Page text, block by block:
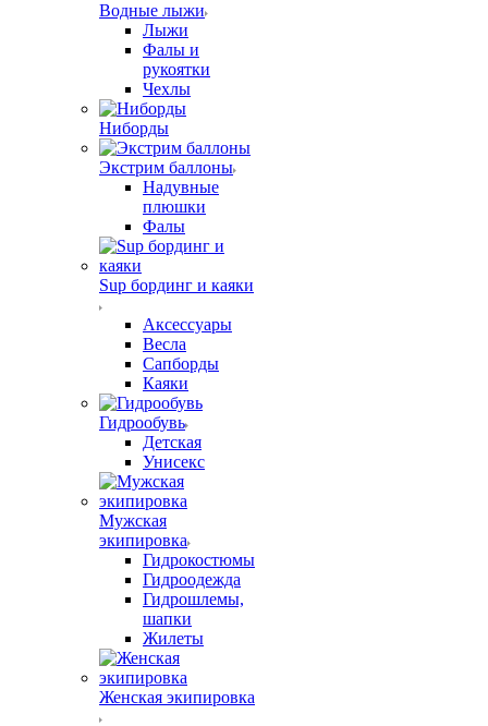
Водные лыжи
Лыжи
Фалы и
рукоятки
Чехлы
Ниборды
Экстрим баллоны
Надувные
плюшки
Фалы
Sup бординг и каяки
Аксессуары
Весла
Сапборды
Каяки
Гидрообувь
Детская
Унисекс
Мужская
экипировка
Гидрокостюмы
Гидроодежда
Гидрошлемы,
шапки
Жилеты
Женская экипировка